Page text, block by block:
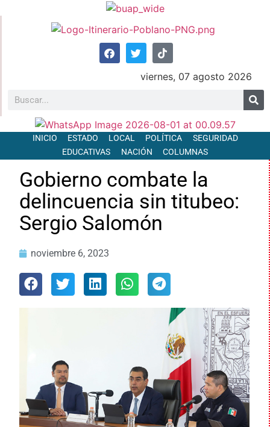
viernes, 07 agosto 2026
INICIO ESTADO LOCAL POLÍTICA
SEGURIDAD
EDUCATIVAS
NACIÓN COLUMNAS
Gobierno combate la
delincuencia sin titubeo:
Sergio Salomón
noviembre 6, 2023